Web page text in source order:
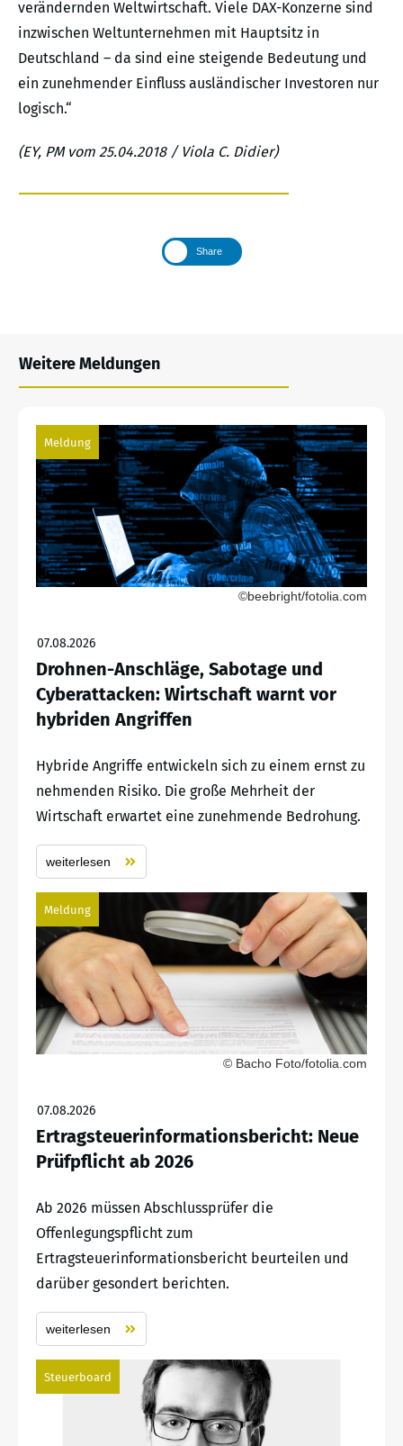
verändernden Weltwirtschaft. Viele DAX-Konzerne sind
inzwischen Weltunternehmen mit Hauptsitz in
Deutschland – da sind eine steigende Bedeutung und
ein zunehmender Einfluss ausländischer Investoren nur
logisch.“
(EY, PM vom 25.04.2018 / Viola C. Didier)
Share
Weitere Meldungen
Meldung
©beebright/fotolia.com
07.08.2026
Drohnen-Anschläge, Sabotage und
Cyberattacken: Wirtschaft warnt vor
hybriden Angriffen
Hybride Angriffe entwickeln sich zu einem ernst zu
nehmenden Risiko. Die große Mehrheit der
Wirtschaft erwartet eine zunehmende Bedrohung.
weiterlesen
Meldung
© Bacho Foto/fotolia.com
07.08.2026
Ertragsteuerinformationsbericht: Neue
Prüfpflicht ab 2026
Ab 2026 müssen Abschlussprüfer die
Offenlegungspflicht zum
Ertragsteuerinformationsbericht beurteilen und
darüber gesondert berichten.
weiterlesen
Steuerboard